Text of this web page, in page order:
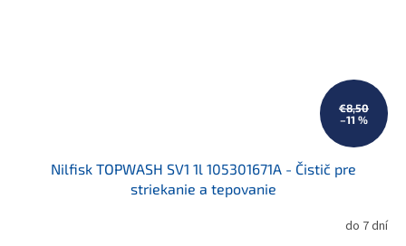
€8,50
–11 %
Nilfisk TOPWASH SV1 1l 105301671A - Čistič pre
striekanie a tepovanie
do 7 dní